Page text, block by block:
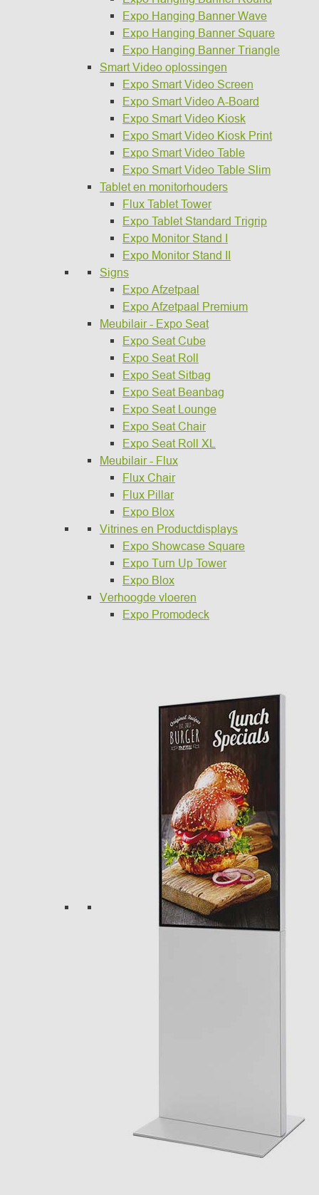
Expo Hanging Banner Wave
Expo Hanging Banner Square
Expo Hanging Banner Triangle
Smart Video oplossingen
Expo Smart Video Screen
Expo Smart Video A-Board
Expo Smart Video Kiosk
Expo Smart Video Kiosk Print
Expo Smart Video Table
Expo Smart Video Table Slim
Tablet en monitorhouders
Flux Tablet Tower
Expo Tablet Standard Trigrip
Expo Monitor Stand I
Expo Monitor Stand II
Signs
Expo Afzetpaal
Expo Afzetpaal Premium
Meubilair - Expo Seat
Expo Seat Cube
Expo Seat Roll
Expo Seat Sitbag
Expo Seat Beanbag
Expo Seat Lounge
Expo Seat Chair
Expo Seat Roll XL
Meubilair - Flux
Flux Chair
Flux Pillar
Expo Blox
Vitrines en Productdisplays
Expo Showcase Square
Expo Turn Up Tower
Expo Blox
Verhoogde vloeren
Expo Promodeck